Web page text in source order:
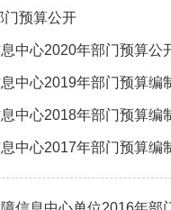
门预算公开
中心2020年部门预算公
中心2019年部门预算编
中心2018年部门预算编
中心2017年部门预算编